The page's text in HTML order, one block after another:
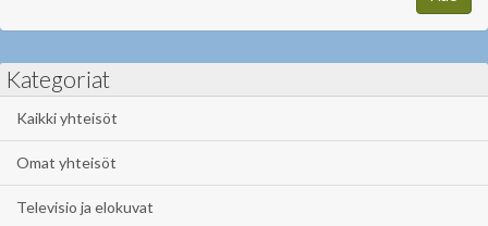
Kategoriat
Kaikki yhteisöt
Omat yhteisöt
Televisio ja elokuvat